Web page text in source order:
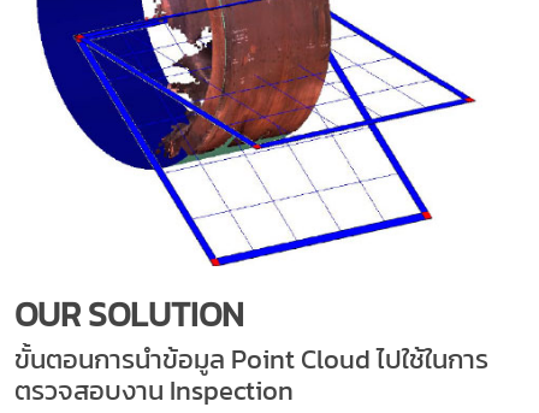
OUR SOLUTION
ขั้นตอนการนำข้อมูล Point Cloud ไปใช้ในการ
ตรวจสอบงาน Inspection